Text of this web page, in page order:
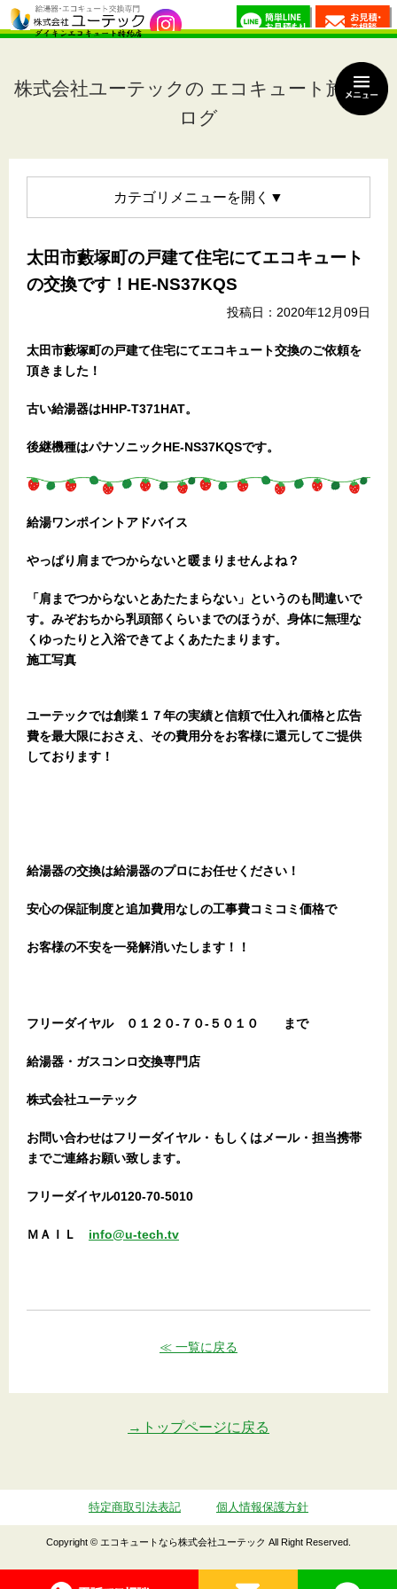
株式会社ユーテックの エコキュート施工ブ
ログ
カテゴリメニュー
太田市藪塚町の戸建て住宅にてエコキュート
の交換です！HE-NS37KQS
投稿日：2020年12月09日
太田市藪塚町の戸建て住宅にてエコキュート交換のご依頼を
頂きました！
古い給湯器はHHP-T371HAT。
後継機種はパナソニックHE-NS37KQSです。
給湯ワンポイントアドバイス
やっぱり肩までつからないと暖まりませんよね？
「肩までつからないとあたたまらない」というのも間違いで
す。みぞおちから乳頭部くらいまでのほうが、身体に無理な
くゆったりと入浴できてよくあたたまります。
施工写真
ユーテックでは創業１７年の実績と信頼で仕入れ価格と広告
費を最大限におさえ、その費用分をお客様に還元してご提供
しております！
給湯器の交換は給湯器のプロにお任せください！
安心の保証制度と追加費用なしの工事費コミコミ価格で
お客様の不安を一発解消いたします ！！
フリーダイヤル ０１２０-７０-５０１０ まで
給湯器・ガスコンロ交換専門店
株式会社ユーテック
お問い合わせはフリーダイヤル・もしくはメール・担当携帯
までご連絡お願い致します。
フリーダイヤル0120-70-5010
ＭＡＩＬ info@u-tech.tv
≪ 一覧に戻る
→トップページに戻る
特定商取引法表記 個人情報保護方針
Copyright © エコキュートなら株式会社ユーテック All Right Reserved.